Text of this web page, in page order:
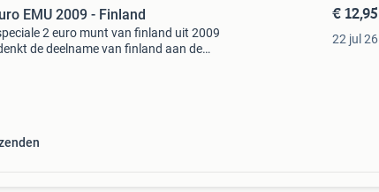
EMU 2009 - Finland
2 euro munt van finland uit 2009
de deelname van finland aan de
€ 12,95
22 jul 26